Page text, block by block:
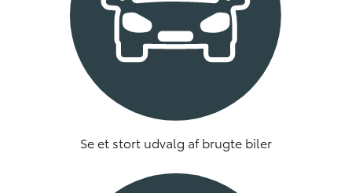
Se et stort udvalg af brugte biler